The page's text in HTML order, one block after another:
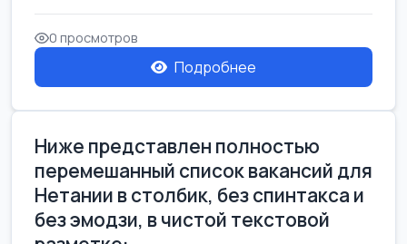
Разнорабочий на сборку м...
0 просмотров
Подробнее
Ниже представлен полностью
перемешанный список вакансий для
Нетании в столбик, без спинтакса и
без эмодзи, в чистой текстовой